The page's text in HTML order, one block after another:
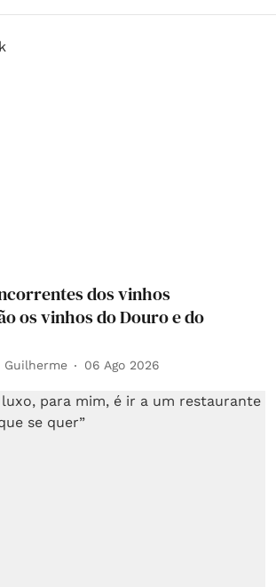
dos vinhos
os vinhos do Douro e do
Guilherme 06 Ago 2026